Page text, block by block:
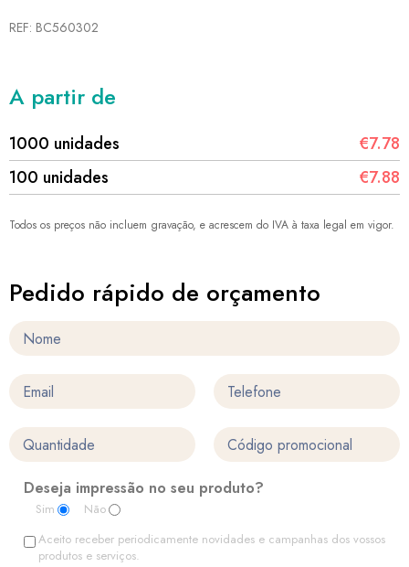
REF: BC560302
A partir de
1000 unidades
€7.78
100 unidades
€7.88
Todos os preços não incluem gravação, e acrescem do IVA à taxa legal em vigor.
Pedido rápido de orçamento
Deseja impressão no seu produto?
Sim
Não
Aceito receber periodicamente novidades e campanhas dos vossos
produtos e serviços.